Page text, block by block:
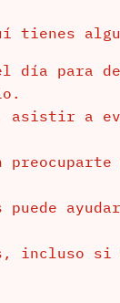
tienes
día para
a
incluso